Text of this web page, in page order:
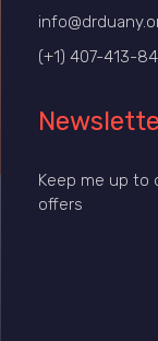
(+1) 407-413-
Keep me up to
offers